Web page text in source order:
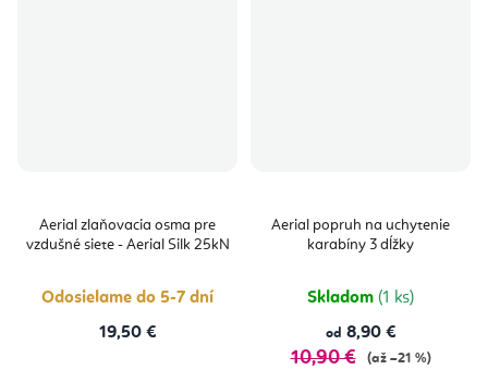
Aerial zlaňovacia osma pre
vzdušné siete - Aerial Silk 25kN
Odosielame do 5-7 dní
19,50 €
Aerial popruh na uchytenie
karabíny 3 dĺžky
Skladom (1 ks)
od 8,90 €
10,90 € (až –21 %)